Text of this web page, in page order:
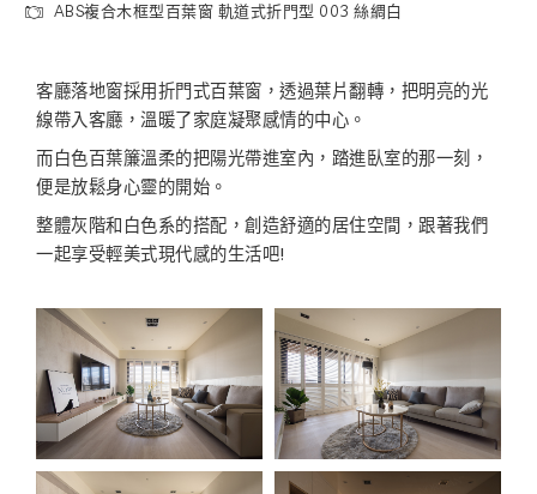
ABS複合木框型百葉窗 軌道式折門型 003 絲綢白
客廳落地窗採用折門式百葉窗，透過葉片翻轉，把明亮的光
線帶入客廳，溫暖了家庭凝聚感情的中心。
而白色百葉簾溫柔的把陽光帶進室內，踏進臥室的那一刻，
便是放鬆身心靈的開始。
整體灰階和白色系的搭配，創造舒適的居住空間，跟著我們
一起享受輕美式現代感的生活吧!